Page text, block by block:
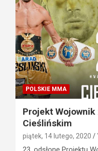
POLSKIE MMA
Projekt
Cieślińskim
piątek, 14 lutego, 2020